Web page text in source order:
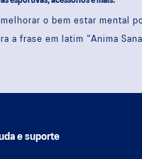
o bem estar mental
a frase em latim "Anima
e suporte